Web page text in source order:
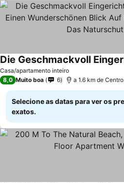
Casa/apartamento inteiro
8,0 Muito boa 6 a 1.6 km de
Selecione as datas para ver os
exatos.